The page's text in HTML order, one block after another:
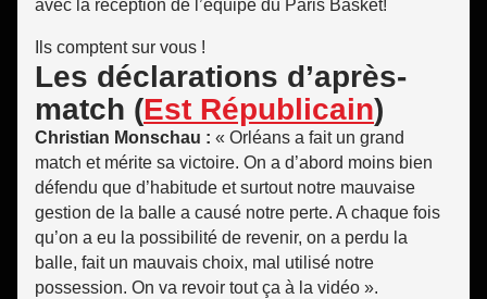
avec la réception de l’équipe du Paris Basket!
Ils comptent sur vous !
Les déclarations d’après-
match (Est Républicain)
Christian Monschau : « Orléans a fait un grand
match et mérite sa victoire. On a d’abord moins bien
défendu que d’habitude et surtout notre mauvaise
gestion de la balle a causé notre perte. A chaque fois
qu’on a eu la possibilité de revenir, on a perdu la
balle, fait un mauvais choix, mal utilisé notre
possession. On va revoir tout ça à la vidéo ».